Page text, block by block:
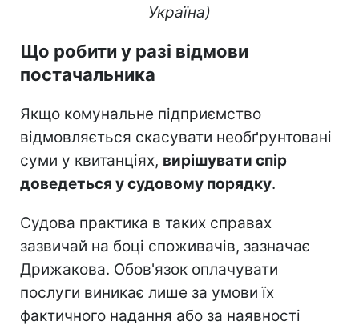
Україна)
Що робити у разі відмови
постачальника
Якщо комунальне підприємство
відмовляється скасувати необґрунтовані
суми у квитанціях, вирішувати спір
доведеться у судовому порядку.
Судова практика в таких справах
зазвичай на боці споживачів, зазначає
Дрижакова. Обов'язок оплачувати
послуги виникає лише за умови їх
фактичного надання або за наявності